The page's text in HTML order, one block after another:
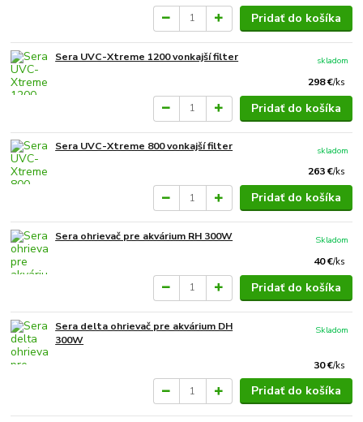
Pridať do košíka
Sera UVC-Xtreme 1200 vonkajší filter
298 €/ks
skladom
Pridať do košíka
Sera UVC-Xtreme 800 vonkajší filter
263 €/ks
skladom
Pridať do košíka
Sera ohrievač pre akvárium RH 300W
40 €/ks
Skladom
Pridať do košíka
Sera delta ohrievač pre akvárium DH
300W
30 €/ks
Skladom
Pridať do košíka